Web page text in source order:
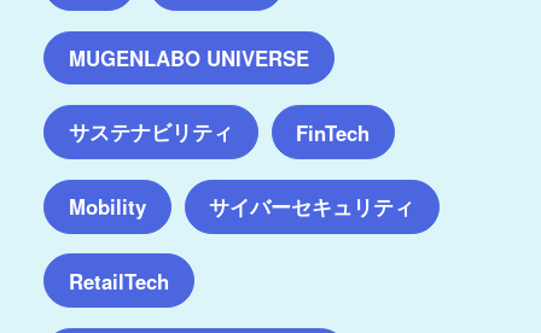
MUGENLABO UNIVERSE
サステナビリティ FinTech
Mobility サイバーセキュリティ
RetailTech